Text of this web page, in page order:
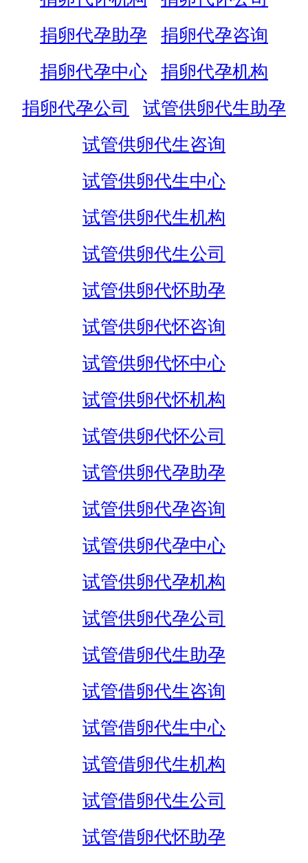
捐卵代孕助孕
捐卵代孕咨询
捐卵代孕中心
捐卵代孕机构
捐卵代孕公司
试管供卵代生助孕
试管供卵代生咨询
试管供卵代生中心
试管供卵代生机构
试管供卵代生公司
试管供卵代怀助孕
试管供卵代怀咨询
试管供卵代怀中心
试管供卵代怀机构
试管供卵代怀公司
试管供卵代孕助孕
试管供卵代孕咨询
试管供卵代孕中心
试管供卵代孕机构
试管供卵代孕公司
试管借卵代生助孕
试管借卵代生咨询
试管借卵代生中心
试管借卵代生机构
试管借卵代生公司
试管借卵代怀助孕